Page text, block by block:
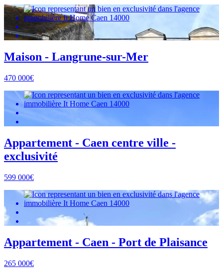
Maison - Langrune-sur-Mer
470 000€
Appartement - Caen centre ville -
exclusivité
599 000€
Appartement - Caen - Port de Plaisance
265 000€